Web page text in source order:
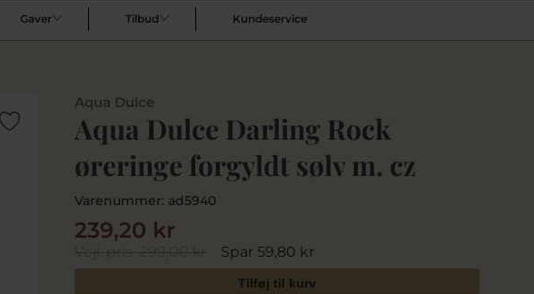
Gaver Tilbud Kundeservice
Aqua Dulce
Aqua Dulce Darling Rock
øreringe forgyldt sølv m. cz
Varenummer: ad5940
Vejl. pris299,00 kr Spar 59,80 kr
239,20 kr
Tilføj til kurv